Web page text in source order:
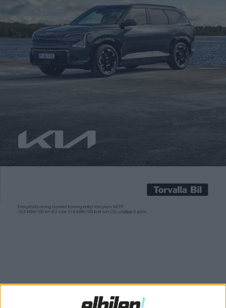
Nio gör miljardförlust –
och satsar med full fart
framåt
Carl Undéhn
inte meddelats. En trolig kandidat är den sjusitsiga elsuven
ES8, som märket lanserades med i Norge. I natt redovisades
Senare i år börjar kinesiska Nio säljas i Sverige. Exakt vilken
modell som blir först ut på den svensk marknaden har ännu